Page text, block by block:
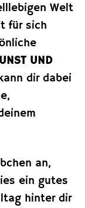
Welt
für sich
UND
dir dabei
an,
ein gutes
hinter dir